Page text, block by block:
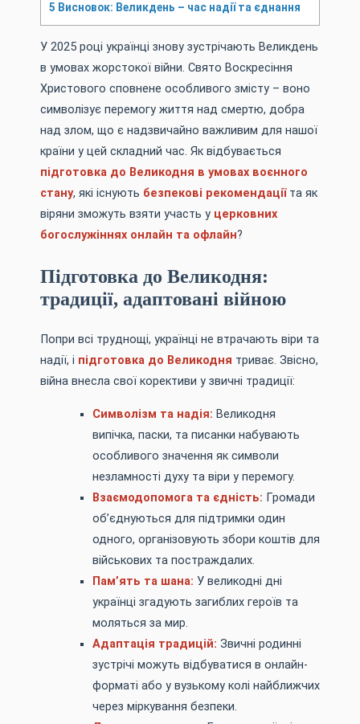
5 Висновок: Великдень – час надії та єднання
У 2025 році українці знову зустрічають Великдень
в умовах жорстокої війни. Свято Воскресіння
Христового сповнене особливого змісту – воно
символізує перемогу життя над смертю, добра
над злом, що є надзвичайно важливим для нашої
країни у цей складний час. Як відбувається
підготовка до Великодня в умовах воєнного
стану, які існують безпекові рекомендаціїта як
віряни зможуть взяти участь у церковних
богослужіннях онлайн та офлайн?
Підготовка до Великодня:
традиції, адаптовані війною
Попри всі труднощі, українці не втрачають віри та
надії, і підготовка до Великодня триває. Звісно,
війна внесла свої корективи у звичні традиції:
Символізм та надія: Великодня
випічка, паски, та писанки набувають
особливого значення як символи
незламності духу та віри у перемогу.
Взаємодопомога та єдність: Громади
об’єднуються для підтримки один
одного, організовують збори коштів для
військових та постраждалих.
Пам’ять та шана: У великодні дні
українці згадують загиблих героїв та
моляться за мир.
Адаптація традицій: Звичні родинні
зустрічі можуть відбуватися в онлайн-
форматі або у вузькому колі найближчих
через міркування безпеки.